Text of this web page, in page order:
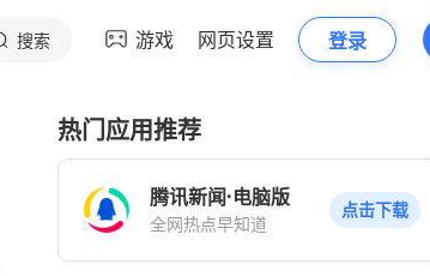
搜索 游戏 网页设置 登录
热门应用推荐
腾讯新闻·电脑版
全网热点早知道
点击下载